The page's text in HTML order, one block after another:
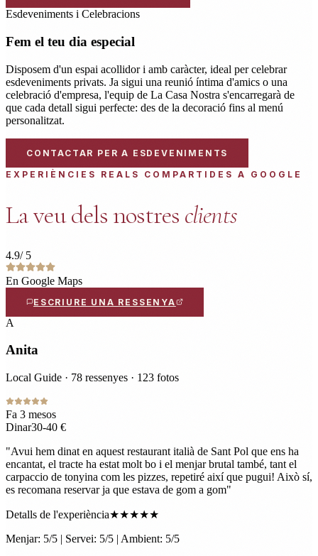
Esdeveniments i Celebracions
Fem el teu dia especial
Disposem d'un espai acollidor i amb caràcter, ideal per celebrar
esdeveniments privats. Ja sigui una reunió íntima d'amics o una
celebració d'empresa, l'equip de La Casa Nostra s'encarregarà de
que cada detall sigui perfecte: des de la decoració fins al menú
personalitzat.
CONTACTAR PER A ESDEVENIMENTS
EXPERIÈNCIES REALS COMPARTIDES A GOOGLE
La veu dels nostres clients
4.9/ 5
En Google Maps
ESCRIURE UNA RESSENYA
A
Anita
Local Guide · 78 ressenyes · 123 fotos
Fa 3 mesos
Dinar30-40 €
"Avui hem dinat en aquest restaurant italià de Sant Pol que ens ha
encantat, el tracte ha estat molt bo i el menjar brutal també, tant el
carpaccio de tonyina com les pizzes, repetiré així que pugui! Això sí,
es recomana reservar ja que estava de gom a gom"
Detalls de l'experiència★★★★★
Menjar: 5/5 | Servei: 5/5 | Ambient: 5/5